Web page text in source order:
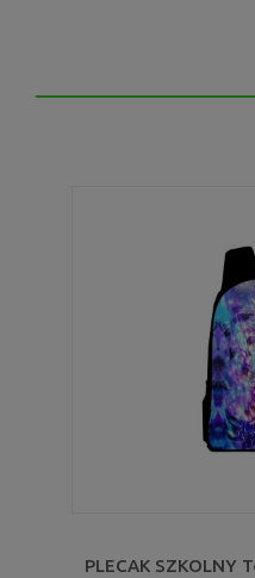
PLECAK SZKOLNY